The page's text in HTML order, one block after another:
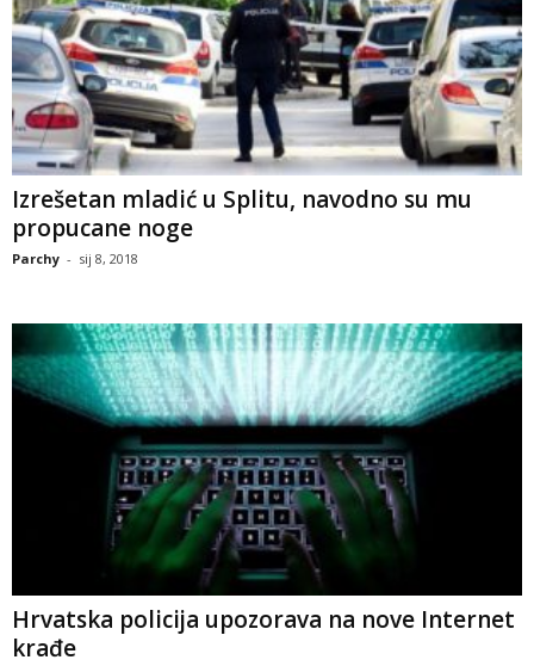
Izrešetan mladić u Splitu, navodno su mu
propucane noge
Parchy - sij 8, 2018
Hrvatska policija upozorava na nove Internet
krađe